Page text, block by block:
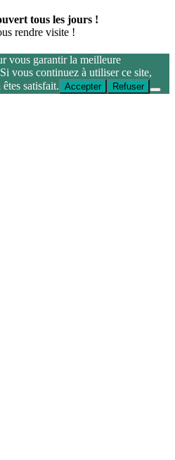
tous les jours !
rendre visite !
vous garantir la meilleure
vous continuez à utiliser ce site,
satisfait. Accepter Refuser